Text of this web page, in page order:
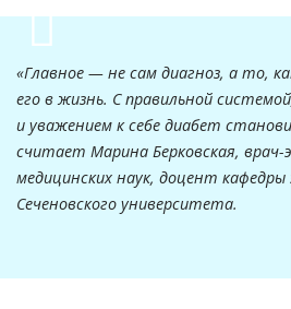
«Главное — не сам диагноз, а то,
его в жизнь. С правильной
и уважением к себе диабет
считает Марина Берковская, врач-
медицинских наук, доцент кафедры
Сеченовского университета.